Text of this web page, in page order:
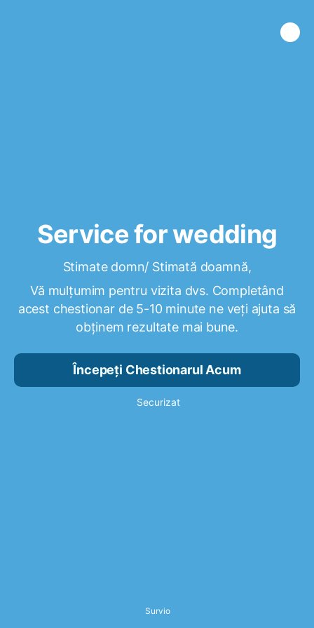
Service for wedding
Stimate domn/ Stimată doamnă,
Vă mulțumim pentru vizita dvs. Completând
acest chestionar de 5-10 minute ne veți ajuta să
obținem rezultate mai bune.
Începeți Chestionarul Acum
Securizat
Survio